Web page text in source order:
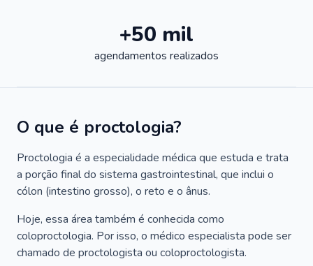
+50 mil
agendamentos realizados
O que é proctologia?
Proctologia é a especialidade médica que estuda e trata
a porção final do sistema gastrointestinal, que inclui o
cólon (intestino grosso), o reto e o ânus.
Hoje, essa área também é conhecida como
coloproctologia. Por isso, o médico especialista pode ser
chamado de proctologista ou coloproctologista.